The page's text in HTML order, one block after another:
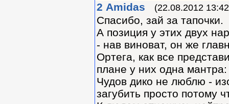
2 Amidas (22.08.2012
Спасибо, зай за тапочки.
А позиция у этих двух
- нав виноват, он же
Ортега, как все
плане у них одна
Чудов дико не люблю -
загубить просто потому